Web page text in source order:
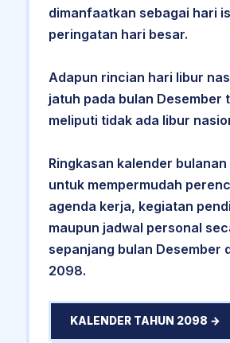
dimanfaatkan sebagai hari
peringatan hari besar.
Adapun rincian hari libur
jatuh pada bulan Desember
meliputi tidak ada libur
Ringkasan kalender
untuk mempermudah
agenda kerja, kegiatan
maupun jadwal personal
sepanjang bulan Desember
2098.
KALENDER TAHUN 2098 →